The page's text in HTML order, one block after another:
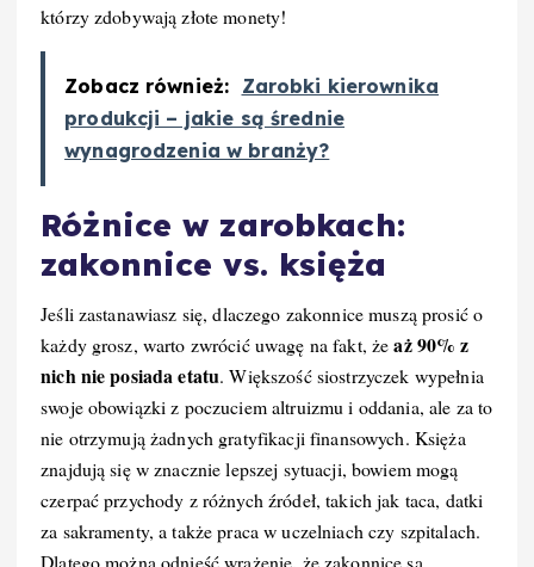
którzy zdobywają złote monety!
Zobacz również: Zarobki kierownika
produkcji – jakie są średnie
wynagrodzenia w branży?
Różnice w zarobkach:
zakonnice vs. księża
Jeśli zastanawiasz się, dlaczego zakonnice muszą prosić o
każdy grosz, warto zwrócić uwagę na fakt, żeaż 90% z
nich nie posiada etatu. Większość siostrzyczek wypełnia
swoje obowiązki z poczuciem altruizmu i oddania, ale za to
nie otrzymują żadnych gratyfikacji finansowych. Księża
znajdują się w znacznie lepszej sytuacji, bowiem mogą
czerpać przychody z różnych źródeł, takich jak taca, datki
za sakramenty, a także praca w uczelniach czy szpitalach.